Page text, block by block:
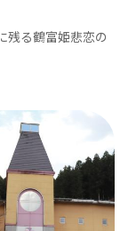
残る鶴富姫悲恋の